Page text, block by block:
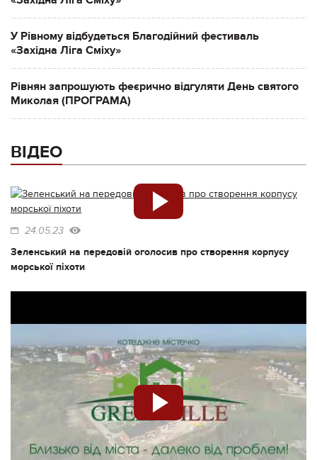
У Рівному відбудеться Благодійний фестиваль
«Західна Ліга Сміху»
Рівнян запрошують феєрично відгуляти День святого
Миколая (ПРОГРАМА)
ВІДЕО
24.05.23
Зеленський на передовій оголосив про створення корпусу
морської піхоти